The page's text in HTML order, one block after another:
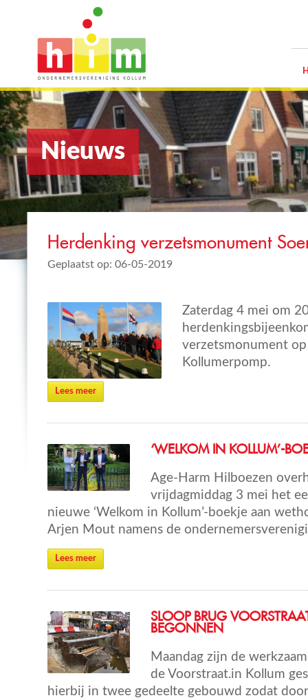
Nieuws
Herdenking verzetsmonument
Geplaatst op: 06-05-2019
Zaterdag 4 mei om
verzetsmonument
Kollumerpomp.
Lees meer
‘WELKOM IN KOLLUM’-
Age-Harm Hilboezen
vrijdagmiddag 3 mei het
nieuwe ‘Welkom in Kollum’-boekje aan
Arjen Mout namens de
Lees meer
SLOOP BRUG
BEGONNEN
Maandag zijn de
de Voorstraat.in Kollum
hierbij in twee gedeelte gebouwd zodat